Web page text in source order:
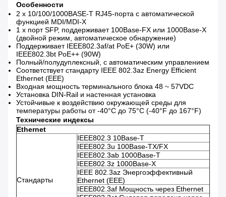
Особенности
2 x 10/100/1000BASE-T RJ45-порта с автоматической
функцией MDI/MDI-X
1 x порт SFP, поддерживает 100Base-FX или 1000Base-X
(двойной режим, автоматическое обнаружение)
Поддерживает IEEE802.3af/at PoE+ (30W) или
IEEE802.3bt PoE++ (90W)
Полный/полудуплексный, с автоматическим управлением
Соответствует стандарту IEEE 802.3az Energy Efficient
Ethernet (EEE)
Входная мощность терминального блока 48 ~ 57VDC
Установка DIN-Rail и настенная установка
Устойчивые к воздействию окружающей среды для
температуры работы от -40°C до 75°C (-40°F до 167°F)
Технические индексы
Ethernet
Стандарты
IEEE802.3 10Base-T
IEEE802.3u 100Base-TX/FX
IEEE802.3ab 1000Base-T
IEEE802.3z 1000Base-X
IEEE 802.3az Энергоэффективный
Ethernet (EEE)
IEEE802.3af Мощность через Ethernet